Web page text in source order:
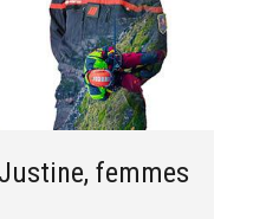
femmes